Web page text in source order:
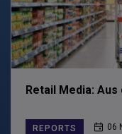
Retail Media:
REPORTS 06